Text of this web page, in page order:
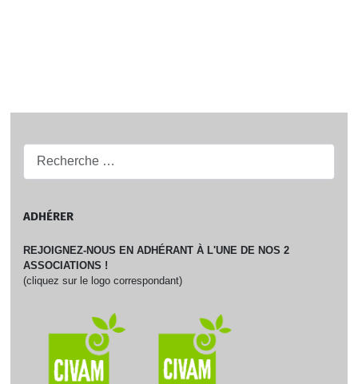
ADHÉRER
REJOIGNEZ-NOUS EN ADHÉRANT À L'UNE DE NOS 2
ASSOCIATIONS !
(cliquez sur le logo correspondant)